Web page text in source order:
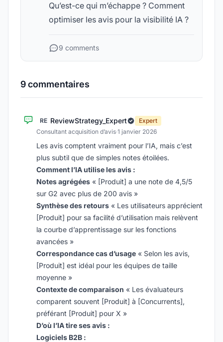
Qu’est-ce qui m’échappe ? Comment
optimiser les avis pour la visibilité IA ?
9 comments
9 commentaires
RE ReviewStrategy_Expert
Expert
Consultant acquisition d’avis·1 janvier 2026
Les avis comptent vraiment pour l’IA, mais c’est
plus subtil que de simples notes étoilées.
Comment l’IA utilise les avis :
Notes agrégées « [Produit] a une note de 4,5/5
sur G2 avec plus de 200 avis »
Synthèse des retours « Les utilisateurs apprécient
[Produit] pour sa facilité d’utilisation mais relèvent
la courbe d’apprentissage sur les fonctions
avancées »
Correspondance cas d’usage « Selon les avis,
[Produit] est idéal pour les équipes de taille
moyenne »
Contexte de comparaison « Les évaluateurs
comparent souvent [Produit] à [Concurrents],
préférant [Produit] pour X »
D’où l’IA tire ses avis :
Logiciels B2B :